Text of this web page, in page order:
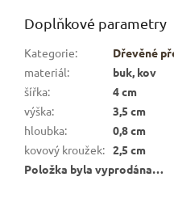
Doplňkové parametry
Kategorie:
Dřevěné
materiál:
buk, kov
šířka:
4 cm
výška:
3,5 cm
hloubka:
0,8 cm
kovový kroužek: 2,5 cm
Položka byla vyprodána…